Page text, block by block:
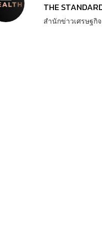
THE
สำนักข่าวเศรษฐกิ